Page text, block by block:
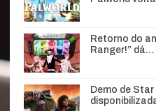
Retorno do
Ranger!” dá…
Demo de